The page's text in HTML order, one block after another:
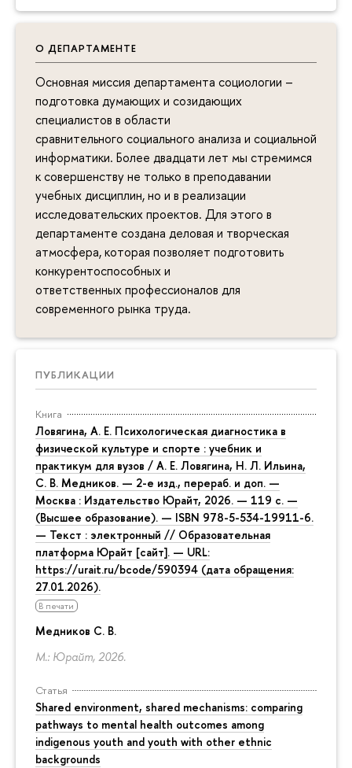
О ДЕПАРТАМЕНТЕ
Основная миссия департамента социологии –
подготовка думающих и созидающих
специалистов в области
сравнительного социального анализа и социальной
информатики. Более двадцати лет мы стремимся
к совершенству не только в преподавании
учебных дисциплин, но и в реализации
исследовательских проектов. Для этого в
департаменте создана деловая и творческая
атмосфера, которая позволяет подготовить
конкурентоспособных и
ответственных профессионалов для
современного рынка труда.
ПУБЛИКАЦИИ
Книга
Ловягина, А. Е. Психологическая диагностика в
физической культуре и спорте : учебник и
практикум для вузов / А. Е. Ловягина, Н. Л. Ильина,
С. В. Медников. — 2-е изд., перераб. и доп. —
Москва : Издательство Юрайт, 2026. — 119 с. —
(Высшее образование). — ISBN 978-5-534-19911-6.
— Текст : электронный // Образовательная
платформа Юрайт [сайт]. — URL:
https://urait.ru/bcode/590394 (дата обращения:
27.01.2026).
В печати
Медников С. В.
М.: Юрайт, 2026.
Статья
Shared environment, shared mechanisms: comparing
pathways to mental health outcomes among
indigenous youth and youth with other ethnic
backgrounds